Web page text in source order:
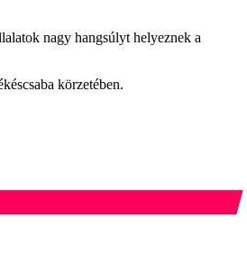
nagy hangsúlyt helyeznek a
körzetében.